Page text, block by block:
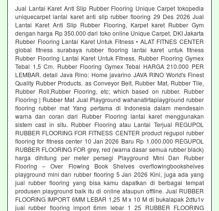
Jual Lantai Karet Anti Slip Rubber Flooring Unique Carpet tokopedia
uniquecarpet lantai karet anti slip rubber flooring 29 Des 2026 Jual
Lantai Karet Anti Slip Rubber Flooring, Karpet karet Rubber Gym
dengan harga Rp 350.000 dari toko online Unique Carpet, DKI Jakarta
Rubber Flooring Lantai Karet Untuk Fitness • ALAT FITNES CENTER
global fitness surabaya rubber flooring lantai karet untuk fitness
Rubber Flooring Lantai Karet Untuk Fitness. Rubber Flooring Gymex
Tebal 1,5 Cm. Rubber Flooring Gymex Tebal HARGA 210.000 PER
LEMBAR. detail Java Rino: Home javarino JAVA RINO World's Finest
Quality Rubber Products. as Conveyor Belt, Rubber Mat, Rubber Tile,
Rubber Roll,Rubber Flooring, etc; which based on rubber. Rubber
Flooring | Rubber Mat Jual Playground wahanatirtaplayground rubber
flooring rubber mat Yang pertama di Indonesia dalam mendesain
warna dan coran dari Rubber Flooring lantai karet menggunakan
sistem cast in situ. Rubber Flooring atau Lantai Terjual REGUPOL
RUBBER FLOORING FOR FITNESS CENTER product regupol rubber
flooring for fitness center 10 Jan 2026 Baru Rp 1.000.000 REGUPOL
RUBBER FLOORING FOR grey, red (warna dasar semua rubber black)
harga dihitung per meter persegi Playground Mini Dan Rubber
Flooring – Over Flowing Book Shelves overflowingbookshelves
playground mini dan rubber flooring 5 Jan 2026 Kini, juga ada yang
jual rubber flooring yang bisa kamu dapatkan di berbagai tempat
produsen playground baik itu di online ataupun offline. Jual RUBBER
FLOORING IMPORT 6MM LEBAR 1,25 M x 10 M di bukalapak 2dtu1v
jual rubber flooring import 6mm lebar 1 25 RUBBER FLOORING